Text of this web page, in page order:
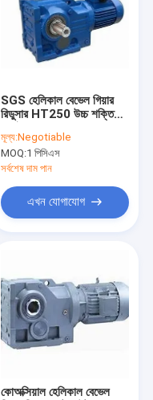
SGS হেলিকাল বেভেল গিয়ার
রিডুসার HT250 উচ্চ শক্তি
মূল্য:Negotiable
MOQ:1 পিসিএস
সর্বশেষ দাম পান
এখন যোগাযোগ
কোঅক্সিয়াল হেলিকাল বেভেল